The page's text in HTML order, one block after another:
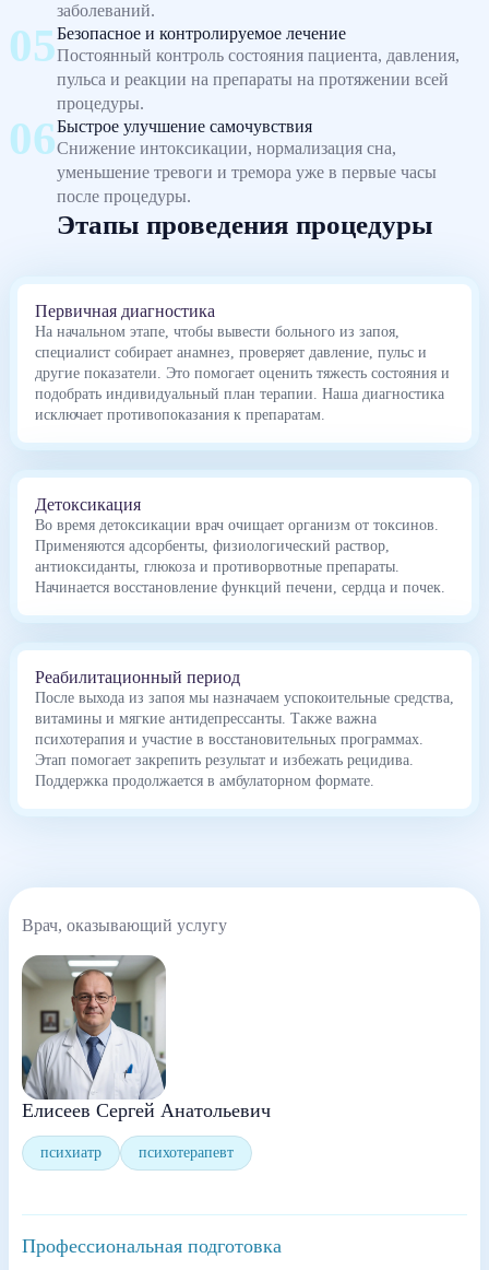
заболеваний.
Безопасное и контролируемое лечение
Постоянный контроль состояния пациента, давления,
пульса и реакции на препараты на протяжении всей
процедуры.
Быстрое улучшение самочувствия
Снижение интоксикации, нормализация сна,
уменьшение тревоги и тремора уже в первые часы
после процедуры.
Этапы проведения процедуры
Первичная диагностика
На начальном этапе, чтобы вывести больного из запоя,
специалист собирает анамнез, проверяет давление, пульс и
другие показатели. Это помогает оценить тяжесть состояния и
подобрать индивидуальный план терапии. Наша диагностика
исключает противопоказания к препаратам.
Детоксикация
Во время детоксикации врач очищает организм от токсинов.
Применяются адсорбенты, физиологический раствор,
антиоксиданты, глюкоза и противорвотные препараты.
Начинается восстановление функций печени, сердца и почек.
Реабилитационный период
После выхода из запоя мы назначаем успокоительные средства,
витамины и мягкие антидепрессанты. Также важна
психотерапия и участие в восстановительных программах.
Этап помогает закрепить результат и избежать рецидива.
Поддержка продолжается в амбулаторном формате.
Врач, оказывающий услугу
Елисеев Сергей Анатольевич
психиатр психотерапевт
Профессиональная подготовка